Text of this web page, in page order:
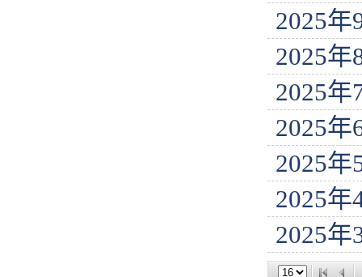
2025
2025
2025
2025
2025
2025
2025